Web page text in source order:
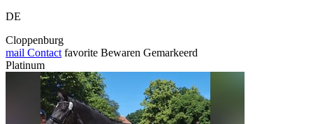
DE
Cloppenburg
mail Contact favorite Bewaren Gemarkeerd
Platinum